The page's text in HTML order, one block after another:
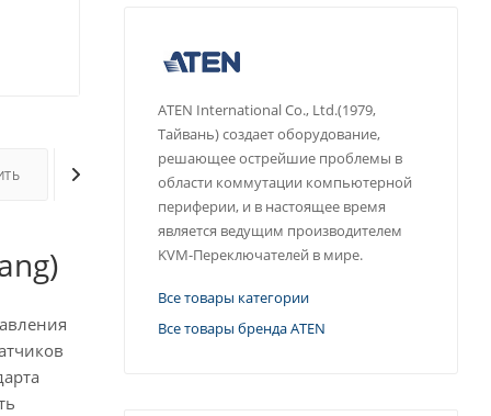
ДОПОЛНИТЕЛЬНО
ATEN International Co., Ltd.(1979,
Тайвань) создает оборудование,
решающее острейшие проблемы в
области коммутации компьютерной
периферии, и в настоящее время
является ведущим производителем
KVM-Переключателей в мире.
Все товары категории
Все товары бренда ATEN